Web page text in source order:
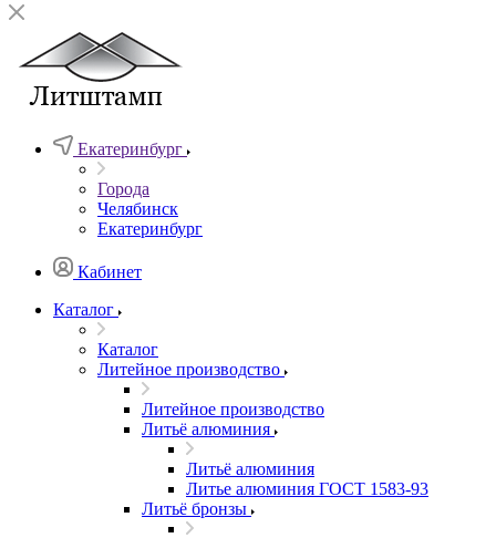
Екатеринбург
Города
Челябинск
Екатеринбург
Кабинет
Каталог
Каталог
Литейное производство
Литейное производство
Литьё алюминия
Литьё алюминия
Литье алюминия ГОСТ 1583-93
Литьё бронзы